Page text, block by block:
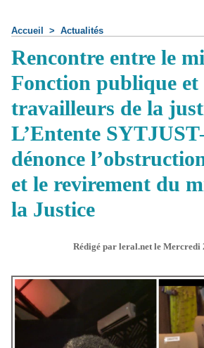
Accueil > Actualités
Rencontre entre le
Fonction publique et
travailleurs de la
L’Entente
dénonce
et le revirement du
la Justice
Rédigé par leral.net le Mercredi